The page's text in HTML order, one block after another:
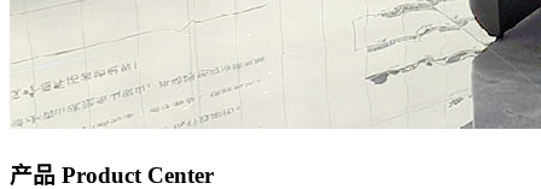
产品 Product Center